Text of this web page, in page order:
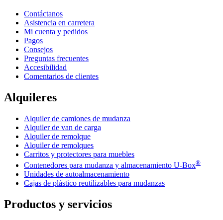
Contáctanos
Asistencia en carretera
Mi cuenta y pedidos
Pagos
Consejos
Preguntas frecuentes
Accesibilidad
Comentarios de clientes
Alquileres
Alquiler de camiones de mudanza
Alquiler de van de carga
Alquiler de remolque
Alquiler de remolques
Carritos y protectores para muebles
Contenedores para mudanza y almacenamiento U-Box®
Unidades de autoalmacenamiento
Cajas de plástico reutilizables para mudanzas
Productos y servicios